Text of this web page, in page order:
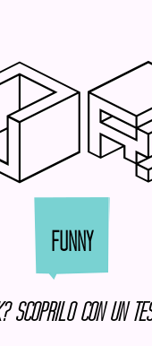
FUNNY
SCOPRILO CON UN